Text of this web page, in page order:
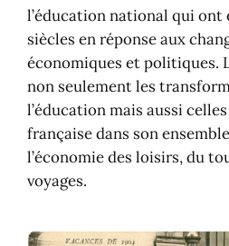
Calendrier
Les vacances par
Outre-mer
A télécharger dans
l’éducation national qui ont
siècles en réponse aux
économiques et politiques.
non seulement les
l’éducation mais aussi
française dans son
l’économie des loisirs, du
voyages.